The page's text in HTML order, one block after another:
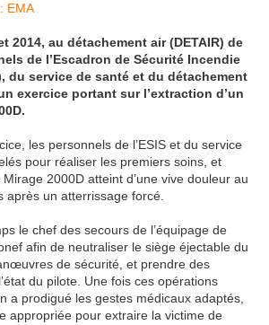
EMA
2014, au détachement air (DETAIR) de
de l’Escadron de Sécurité Incendie
du service de santé et du détachement
exercice portant sur l’extraction d’un
les personnels de l’ESIS et du service
pour réaliser les premiers soins, et
2000D atteint d’une vive douleur au
après un atterrissage forcé.
le chef des secours de l’équipage de
afin de neutraliser le siège éjectable du
de sécurité, et prendre des
du pilote. Une fois ces opérations
a prodigué les gestes médicaux adaptés,
appropriée pour extraire la victime de